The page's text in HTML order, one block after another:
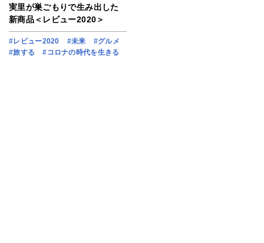
実里が巣ごもりで生み出した
新商品＜レビュー2020＞
#レビュー2020 #未来
#グルメ
#旅する
#コロナの時代を生きる